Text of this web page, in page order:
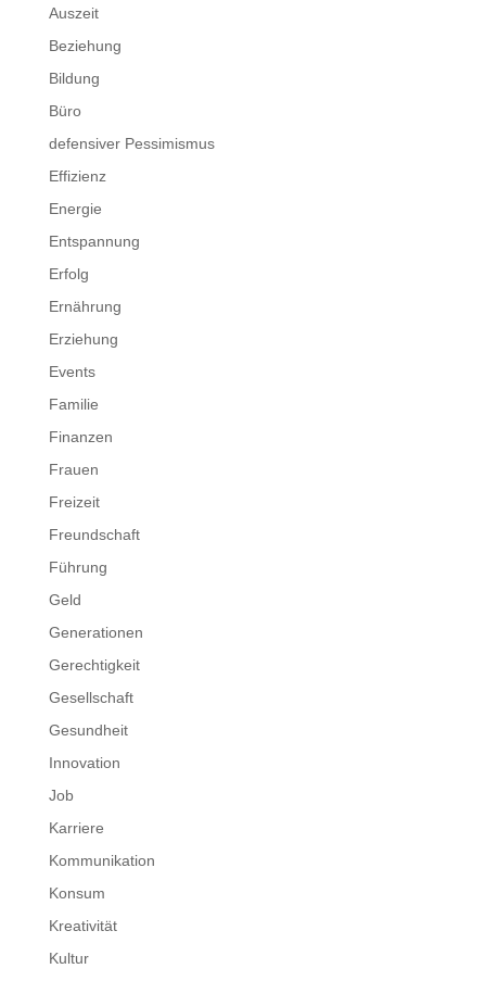
Auszeit
Beziehung
Bildung
Büro
defensiver Pessimismus
Effizienz
Energie
Entspannung
Erfolg
Ernährung
Erziehung
Events
Familie
Finanzen
Frauen
Freizeit
Freundschaft
Führung
Geld
Generationen
Gerechtigkeit
Gesellschaft
Gesundheit
Innovation
Job
Karriere
Kommunikation
Konsum
Kreativität
Kultur